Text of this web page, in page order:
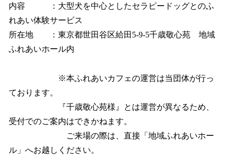
内容 ：大型犬を中心としたセラピードッグとのふ
れあい体験サービス
所在地 ：東京都世田谷区給田5-9-5千歳敬心苑 地域
ふれあいホール内
※本ふれあいカフェの運営は当団体が行っ
ております。
『千歳敬心苑様』とは運営が異なるため、
受付でのご案内はできかねます。
ご来場の際は、直接「地域ふれあいホー
ル」へお越しください。